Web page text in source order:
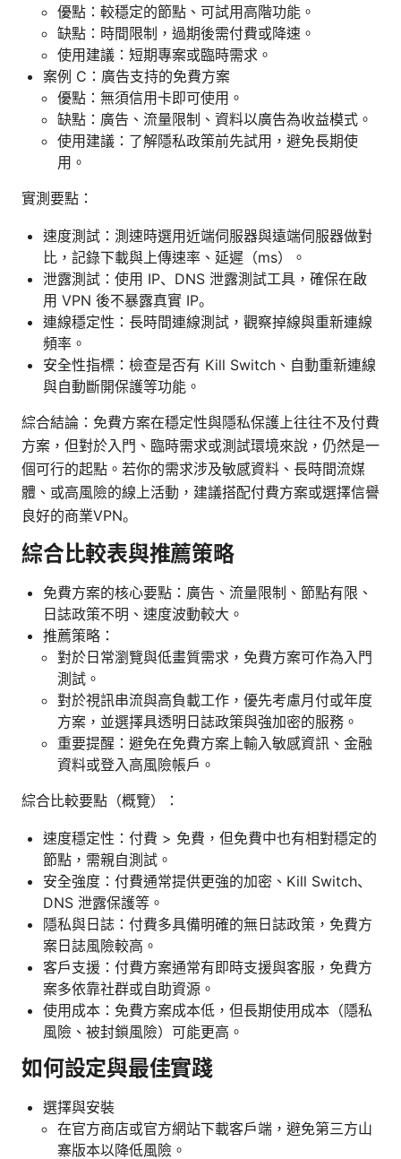
優點：較穩定的節點、可試用高階功能。
缺點：時間限制，過期後需付費或降速。
使用建議：短期專案或臨時需求。
案例 C：廣告支持的免費方案
優點：無須信用卡即可使用。
缺點：廣告、流量限制、資料以廣告為收益模式。
使用建議：了解隱私政策前先試用，避免長期使
用。
實測要點：
速度測試：測速時選用近端伺服器與遠端伺服器做對
比，記錄下載與上傳速率、延遲（ms）。
泄露測試：使用 IP、DNS 泄露測試工具，確保在啟
用 VPN 後不暴露真實 IP。
連線穩定性：長時間連線測試，觀察掉線與重新連線
頻率。
安全性指標：檢查是否有 Kill Switch、自動重新連線
與自動斷開保護等功能。
綜合結論：免費方案在穩定性與隱私保護上往往不及付費
方案，但對於入門、臨時需求或測試環境來說，仍然是一
個可行的起點。若你的需求涉及敏感資料、長時間流媒
體、或高風險的線上活動，建議搭配付費方案或選擇信譽
良好的商業VPN。
綜合比較表與推薦策略
免費方案的核心要點：廣告、流量限制、節點有限、
日誌政策不明、速度波動較大。
推薦策略：
對於日常瀏覽與低畫質需求，免費方案可作為入門
測試。
對於視訊串流與高負載工作，優先考慮月付或年度
方案，並選擇具透明日誌政策與強加密的服務。
重要提醒：避免在免費方案上輸入敏感資訊、金融
資料或登入高風險帳戶。
綜合比較要點（概覽）：
速度穩定性：付費 > 免費，但免費中也有相對穩定的
節點，需親自測試。
安全強度：付費通常提供更強的加密、Kill Switch、
DNS 泄露保護等。
隱私與日誌：付費多具備明確的無日誌政策，免費方
案日誌風險較高。
客戶支援：付費方案通常有即時支援與客服，免費方
案多依靠社群或自助資源。
使用成本：免費方案成本低，但長期使用成本（隱私
風險、被封鎖風險）可能更高。
如何設定與最佳實踐
選擇與安裝
在官方商店或官方網站下載客戶端，避免第三方山
寨版本以降低風險。